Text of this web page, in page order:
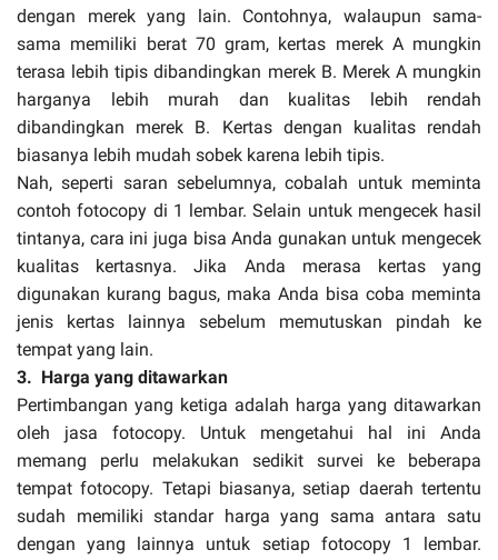
dengan merek yang lain. Contohnya, walaupun sama-
sama memiliki berat 70 gram, kertas merek A mungkin
terasa lebih tipis dibandingkan merek B. Merek A mungkin
harganya lebih murah dan kualitas lebih rendah
dibandingkan merek B. Kertas dengan kualitas rendah
biasanya lebih mudah sobek karena lebih tipis.
Nah, seperti saran sebelumnya, cobalah untuk meminta
contoh fotocopy di 1 lembar. Selain untuk mengecek hasil
tintanya, cara ini juga bisa Anda gunakan untuk mengecek
kualitas kertasnya. Jika Anda merasa kertas yang
digunakan kurang bagus, maka Anda bisa coba meminta
jenis kertas lainnya sebelum memutuskan pindah ke
tempat yang lain.
3. Harga yang ditawarkan
Pertimbangan yang ketiga adalah harga yang ditawarkan
oleh jasa fotocopy. Untuk mengetahui hal ini Anda
memang perlu melakukan sedikit survei ke beberapa
tempat fotocopy. Tetapi biasanya, setiap daerah tertentu
sudah memiliki standar harga yang sama antara satu
dengan yang lainnya untuk setiap fotocopy 1 lembar.